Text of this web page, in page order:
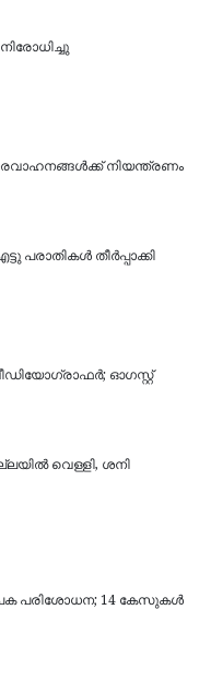
നിയന്ത്രണം
തീർപ്പാക്കി
ഓഗസ്റ്റ്
വെള്ളി, ശനി
പരിശോധന; 14 കേസുകൾ